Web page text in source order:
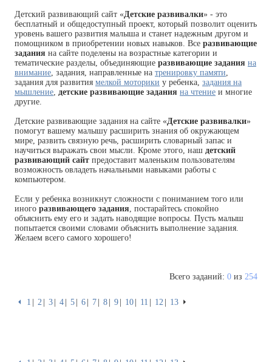
Детский развивающий сайт «Детские развивалки» - это
бесплатный и общедоступный проект, который позволит оценить
уровень вашего развития малыша и станет надежным другом и
помощником в приобретении новых навыков. Все развивающие
задания на сайте поделены на возрастные категории и
тематические разделы, объединяющие развивающие задания на
внимание, задания, направленные на тренировку памяти,
задания для развития мелкой моторики у ребенка, задания на
мышление, детские развивающие задания на чтение и многие
другие.
Детские развивающие задания на сайте «Детские развивалки»
помогут вашему малышу расширить знания об окружающем
мире, развить связную речь, расширить словарный запас и
научиться выражать свои мысли. Кроме этого, наш детский
развивающий сайт предоставит маленьким пользователям
возможность овладеть начальными навыками работы с
компьютером.
Если у ребенка возникнут сложности с пониманием того или
иного развивающего задания, постарайтесь спокойно
объяснить ему его и задать наводящие вопросы. Пусть малыш
попытается своими словами объяснить выполнение задания.
Желаем всего самого хорошего!
Всего заданий: 0 из 254
⏴ 1 2 3 4 5 6 7 8 9 10 11 12 13 ⏵